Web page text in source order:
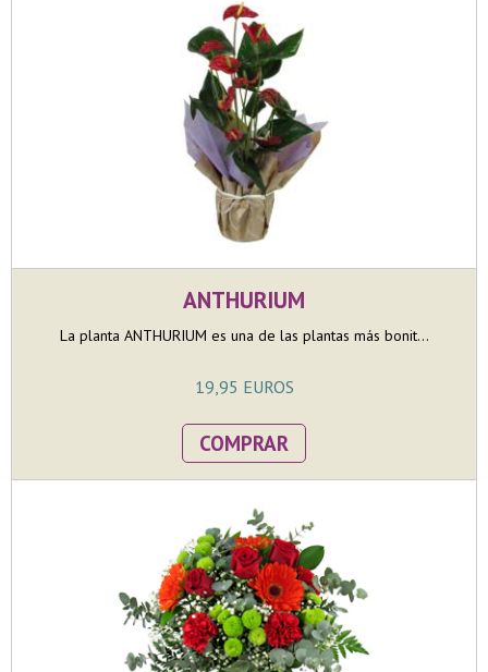
ANTHURIUM
La planta ANTHURIUM es una de las plantas más bonit...
19,95 EUROS
COMPRAR